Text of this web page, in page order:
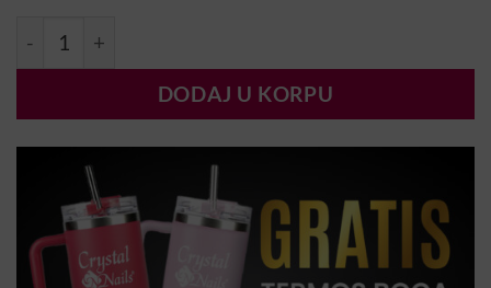
Glam Glitter #6 količina
DODAJ U KORPU